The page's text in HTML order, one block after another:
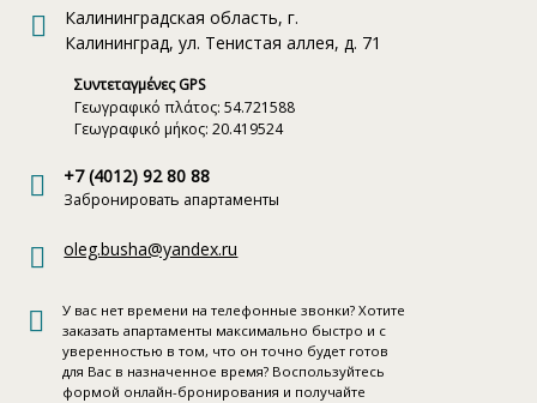
Калининградская область, г.
Калининград, ул. Тенистая аллея, д. 71
Συντεταγμένες GPS
Γεωγραφικό πλάτος: 54.721588
Γεωγραφικό μήκος: 20.419524
+7 (4012) 92 80 88
Забронировать апартаменты
oleg.busha@yandex.ru
У вас нет времени на телефонные звонки? Хотите
заказать апартаменты максимально быстро и с
уверенностью в том, что он точно будет готов
для Вас в назначенное время? Воспользуйтесь
формой онлайн-бронирования и получайте